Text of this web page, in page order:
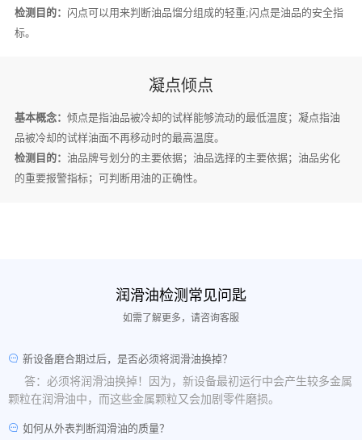
检测目的： 闪点可以用来判断油品馏分组成的轻重;闪点是油品的安全指
标。
凝点倾点
基本概念： 倾点是指油品被冷却的试样能够流动的最低温度；凝点指油
品被冷却的试样油面不再移动时的最高温度。
检测目的： 油品牌号划分的主要依据；油品选择的主要依据；油品劣化
的重要报警指标；可判断用油的正确性。
润滑油检测常见问匙
如需了解更多，请咨询客服
新设备磨合期过后，是否必须将润滑油换掉？
答：必须将润滑油换掉！因为，新设备最初运行中会产生较多金属
颗粒在润滑油中，而这些金属颗粒又会加剧零件磨损。
如何从外表判断润滑油的质量？